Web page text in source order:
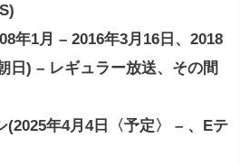
年1月 – 2016年3月16日、2018
日) – レギュラー放送、その間
(2025年4月4日〈予定〉 – 、Eテ